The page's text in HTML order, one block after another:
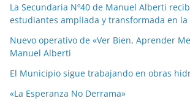
La Secundaria Nº40 de Manuel Alberti
estudiantes ampliada y transformada en la
Nuevo operativo de «Ver Bien, Aprender
Manuel Alberti
El Municipio sigue trabajando en obras
«La Esperanza No Derrama»